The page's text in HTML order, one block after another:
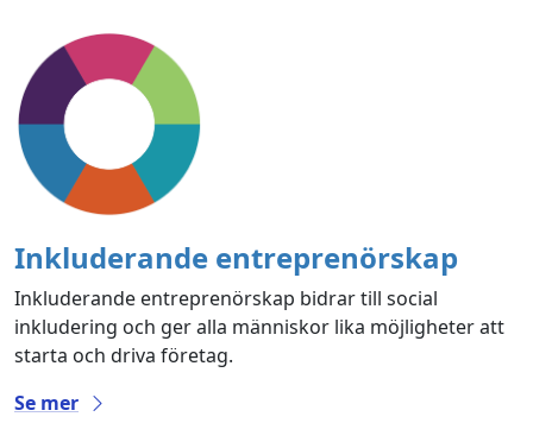
Inkluderande entreprenörskap
Inkluderande entreprenörskap bidrar till social
inkludering och ger alla människor lika möjligheter att
starta och driva företag.
Se mer